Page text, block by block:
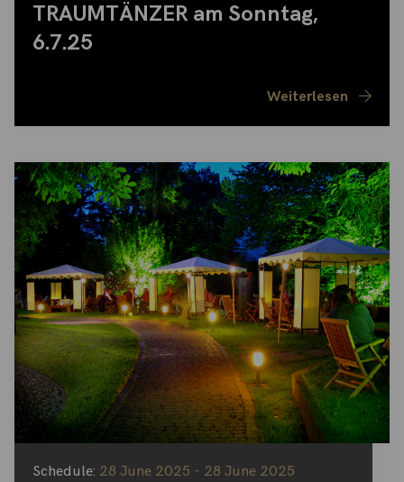
TRAUMTÄNZER am Sonntag,
6.7.25
Weiterlesen
Schedule: 28 June 2025 - 28 June 2025